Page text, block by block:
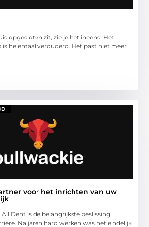
opgesloten zit, zie je het ineens. Het
is helemaal verouderd. Het past niet meer
voor het inrichten van uw
Dent is de belangrijkste beslissing
Na jaren hard werken was het eindelijk